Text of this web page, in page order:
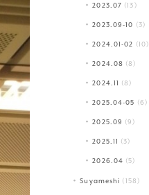
2023.07 (13)
2023.09-10 (3)
2024.01-02 (10)
2024.08 (8)
2024.11 (8)
2025.04-05 (6)
2025.09 (9)
2025.11 (3)
2026.04 (5)
Suyameshi (158)